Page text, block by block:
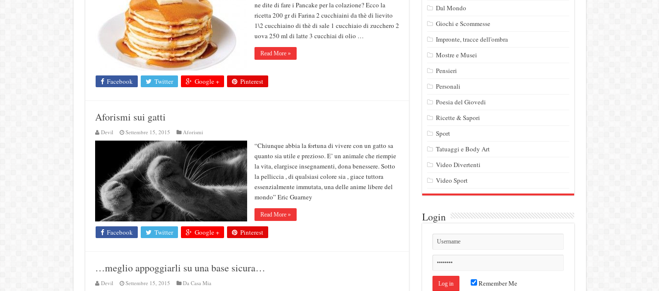
ne dite di fare i Pancake per la colazione? Ecco la
ricetta 200 gr di Farina 2 cucchiaini da thè di lievito
1\2 cucchiaino di thè di sale 1 cucchiaio di zucchero 2
uova 250 ml di latte 3 cucchiai di olio …
Read More »
Facebook Twitter Google + Pinterest
Aforismi sui gatti
Devil Settembre 15, 2015 Aforismi
“Chiunque abbia la fortuna di vivere con un gatto sa
quanto sia utile e prezioso. E’ un animale che riempie
la vita, elargisce insegnamenti, dona benessere. Sotto
la pelliccia , di qualsiasi colore sia , giace tuttora
essenzialmente immutata, una delle anime libere del
mondo” Eric Guarney
Read More »
Facebook Twitter Google + Pinterest
…meglio appoggiarli su una base sicura…
Devil Settembre 15, 2015 Da Casa Mia
Dal Mondo
Giochi e Scommesse
Impronte, tracce dell'ombra
Mostre e Musei
Pensieri
Personali
Poesia del Giovedi
Ricette & Sapori
Sport
Tatuaggi e Body Art
Video Divertenti
Video Sport
Login
Remember Me